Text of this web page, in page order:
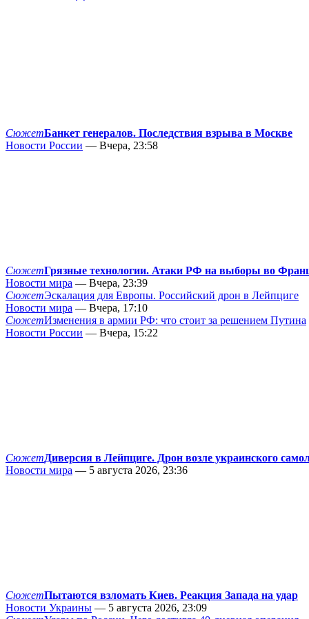
СюжетБанкет генералов. Последствия взрыва в Москве
Новости России — Вчера, 23:58
СюжетГрязные технологии. Атаки РФ на выборы во
Новости мира — Вчера, 23:39
СюжетЭскалация для Европы. Российский дрон в Лейпциге
Новости мира — Вчера, 17:10
СюжетИзменения в армии РФ: что стоит за решением Путина
Новости России — Вчера, 15:22
СюжетДиверсия в Лейпциге. Дрон возле украинского
Новости мира — 5 августа 2026, 23:36
СюжетПытаются взломать Киев. Реакция Запада на удар
Новости Украины — 5 августа 2026, 23:09